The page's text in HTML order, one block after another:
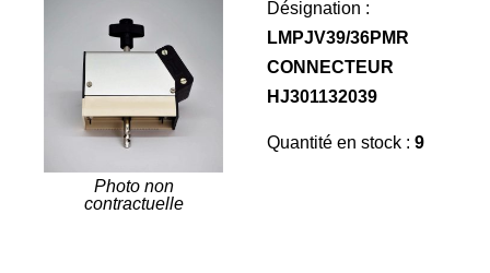
Photo non
contractuelle
Désignation :
LMPJV39/36PMR
CONNECTEUR
HJ301132039
Quantité en stock : 9